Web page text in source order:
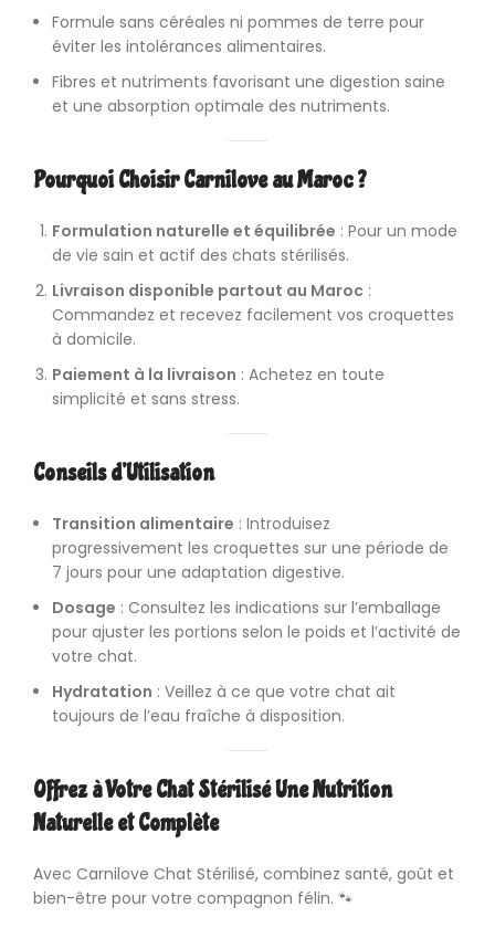
Formule sans céréales ni pommes de terre pour
éviter les intolérances alimentaires.
Fibres et nutriments favorisant une digestion saine
et une absorption optimale des nutriments.
Pourquoi Choisir Carnilove au Maroc ?
Formulation naturelle et équilibrée : Pour un mode
de vie sain et actif des chats stérilisés.
Livraison disponible partout au Maroc :
Commandez et recevez facilement vos croquettes
à domicile.
Paiement à la livraison : Achetez en toute
simplicité et sans stress.
Conseils d’Utilisation
Transition alimentaire : Introduisez
progressivement les croquettes sur une période de
7 jours pour une adaptation digestive.
Dosage : Consultez les indications sur l’emballage
pour ajuster les portions selon le poids et l’activité de
votre chat.
Hydratation : Veillez à ce que votre chat ait
toujours de l’eau fraîche à disposition.
Offrez à Votre Chat Stérilisé Une Nutrition
Naturelle et Complète
Avec Carnilove Chat Stérilisé, combinez santé, goût et
bien-être pour votre compagnon félin. 🐾